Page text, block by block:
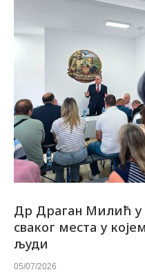
Др Драган Милић у
сваког места у
људи
05/07/2026